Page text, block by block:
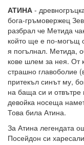
АТИНА -
бога-гръмовержец
разбрал че Метида
който ще е по-могъщ
я погълнал. Метида,
кове шлем за нея. От
страшно главоболие
притекъл синът му,
на баща си и отвътре
девойка носеща
Това била Атина.
За Атина легендата
Посейдон си